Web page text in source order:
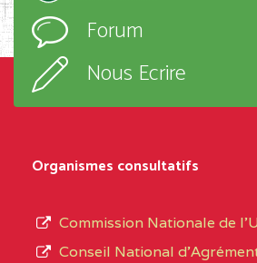
(CEGEP)
d’enseignement,
type
Forum
Nous Ecrire
Organismes consultatifs
Commission Nationale de
Conseil National